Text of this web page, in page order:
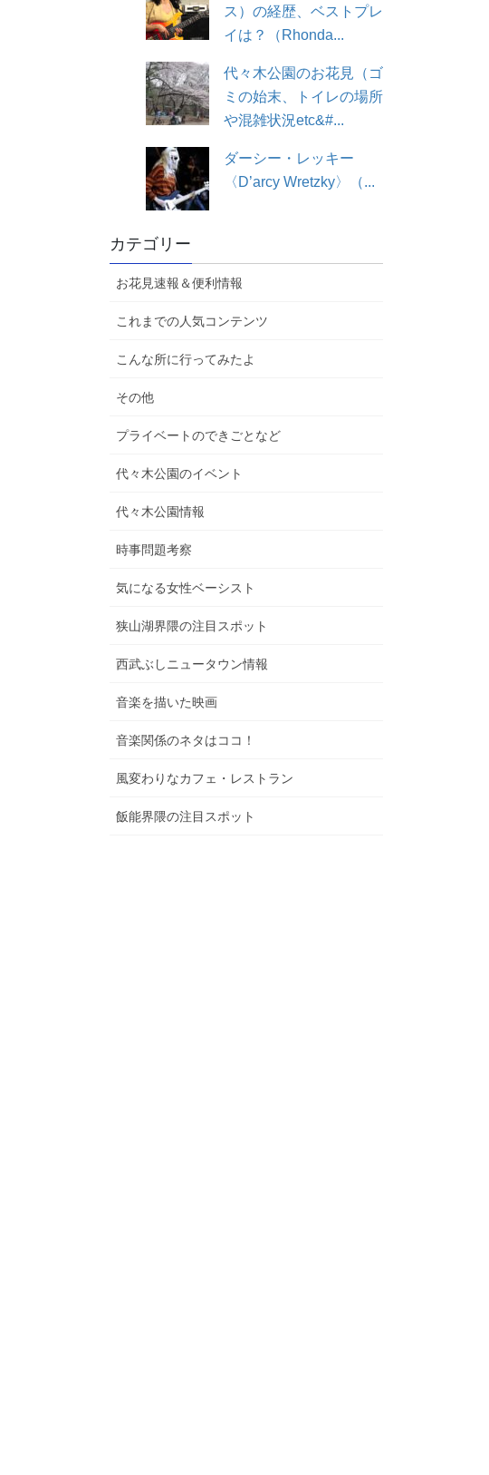
ス）の経歴、ベストプレ
イは？（Rhonda...
代々木公園のお花見（ゴ
ミの始末、トイレの場所
や混雑状況etc&#...
ダーシー・レッキー
〈D’arcy Wretzky〉（...
カテゴリー
お花見速報＆便利情報
これまでの人気コンテンツ
こんな所に行ってみたよ
その他
プライベートのできごとなど
代々木公園のイベント
代々木公園情報
時事問題考察
気になる女性ベーシスト
狭山湖界隈の注目スポット
西武ぶしニュータウン情報
音楽を描いた映画
音楽関係のネタはココ！
風変わりなカフェ・レストラン
飯能界隈の注目スポット